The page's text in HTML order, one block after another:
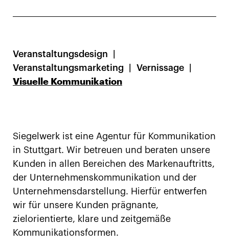
Veranstaltungsdesign
Veranstaltungsmarketing
Vernissage
Visuelle Kommunikation
Siegelwerk ist eine Agentur für Kommunikation
in Stuttgart. Wir betreuen und beraten unsere
Kunden in allen Bereichen des Markenauftritts,
der Unternehmenskommunikation und der
Unternehmensdarstellung. Hierfür entwerfen
wir für unsere Kunden prägnante,
zielorientierte, klare und zeitgemäße
Kommunikationsformen.